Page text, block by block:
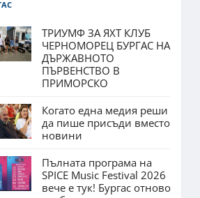
ТРИУМФ ЗА ЯХТ КЛУБ
ЧЕРНОМОРЕЦ БУРГАС НА
ДЪРЖАВНОТО
ПЪРВЕНСТВО В
ПРИМОРСКО
Когато една медия реши
да пише присъди вместо
новини
Пълната програма на
SPICE Music Festival 2026
вече е тук! Бургас отново